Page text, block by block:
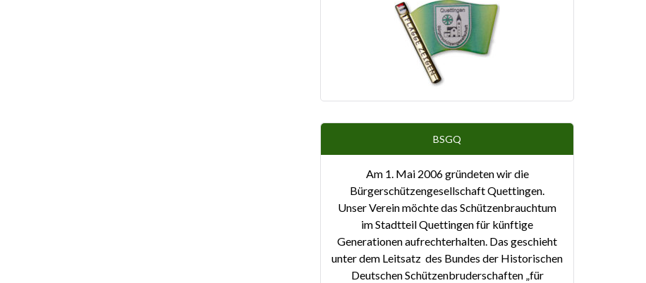
BSGQ
Am 1. Mai 2006 gründeten wir die
Bürgerschützengesellschaft Quettingen.
Unser Verein möchte das Schützenbrauchtum
im Stadtteil Quettingen für künftige
Generationen aufrechterhalten. Das geschieht
unter dem Leitsatz des Bundes der Historischen
Deutschen Schützenbruderschaften „für